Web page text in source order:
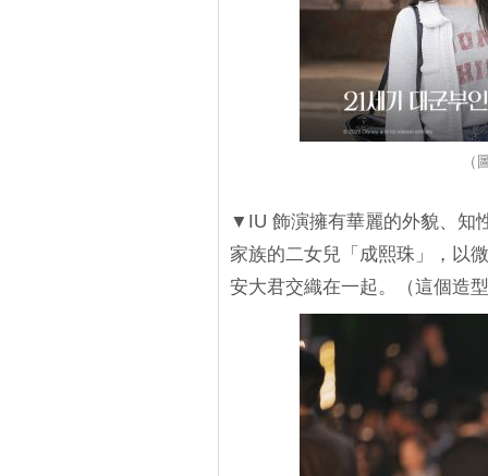
（
▼IU 飾演擁有華麗的外貌、知
家族的二女兒「成熙珠」，以
安大君交織在一起。（這個造